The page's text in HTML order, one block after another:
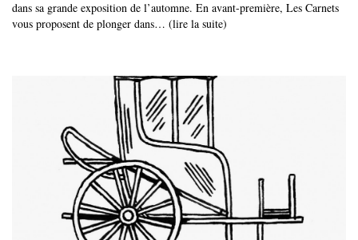
dans sa grande exposition de l’automne. En avant-première, Les Carnets
vous proposent de plonger dans… (lire la suite)